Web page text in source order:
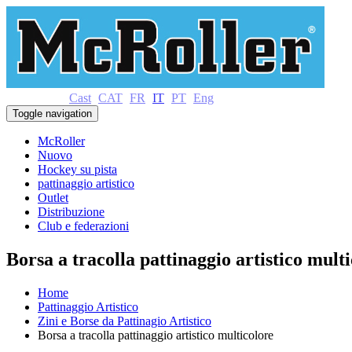
Cast CAT FR IT PT Eng
Toggle navigation
McRoller
Nuovo
Hockey su pista
pattinaggio artistico
Outlet
Distribuzione
Club e federazioni
Borsa a tracolla pattinaggio artistico
Home
Pattinaggio Artistico
Zini e Borse da Pattinagio Artistico
Borsa a tracolla pattinaggio artistico multicolore